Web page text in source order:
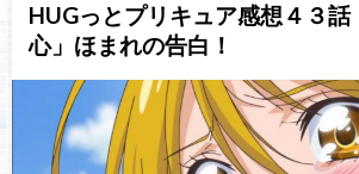
HUGっとプリキュア感想４３話
心」ほまれの告白！